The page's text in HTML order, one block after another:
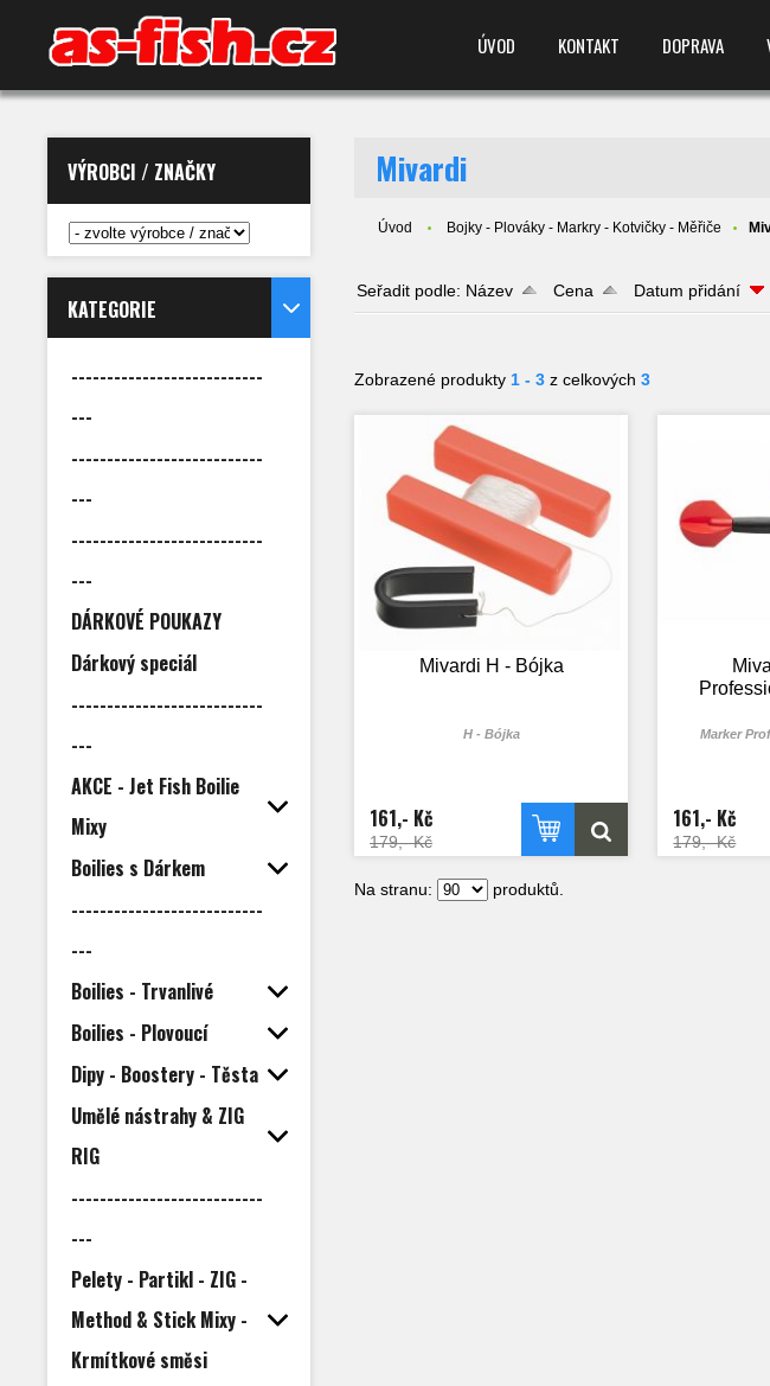
ÚVOD KONTAKT DOPRAVA
VÝROBCI / ZNAČKY
KATEGORIE
---------------------------
---
---------------------------
---
---------------------------
---
DÁRKOVÉ POUKAZY
Dárkový speciál
---------------------------
---
AKCE - Jet Fish Boilie
Mixy
Boilies s Dárkem
---------------------------
---
Boilies - Trvanlivé
Boilies - Plovoucí
Dipy - Boostery - Těsta
Umělé nástrahy & ZIG
RIG
---------------------------
---
Pelety - Partikl - ZIG -
Method & Stick Mixy -
Krmítkové směsi
Mivardi
Úvod Bojky - Plováky - Markry - Kotvičky - Měřiče
Seřadit podle: Název Cena Datum přidání
Zobrazené produkty 1 - 3 z celkových3
Mivardi H - Bójka
H - Bójka
161,- Kč
179,- Kč
Marker
161,- Kč
179,- Kč
Na stranu: produktů.